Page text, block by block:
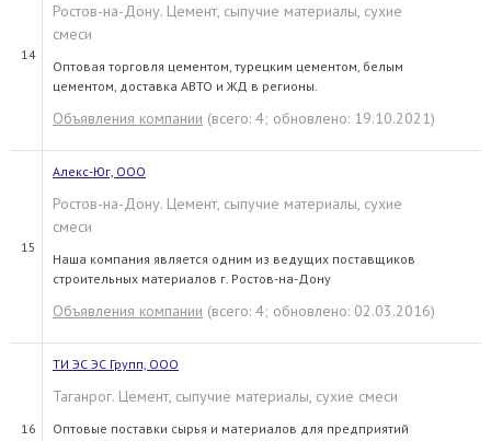
14
Ростов-на-Дону. Цемент, сыпучие материалы, сухие
смеси
Оптовая торговля цементом, турецким цементом, белым
цементом, доставка АВТО и ЖД в регионы.
Объявления компании (всего: 4; обновлено: 19.10.2021)
15
Алекс-Юг, ООО
Ростов-на-Дону. Цемент, сыпучие материалы, сухие
смеси
Наша компания является одним из ведущих поставщиков
строительных материалов г. Ростов-на-Дону
Объявления компании (всего: 4; обновлено: 02.03.2016)
16
ТИ ЭС ЭС Групп, ООО
Таганрог. Цемент, сыпучие материалы, сухие смеси
Оптовые поставки сырья и материалов для предприятий